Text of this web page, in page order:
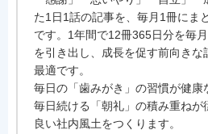
た1日1話の記事を、毎月1冊にま
です。1年間で12冊365日分を毎
を引き出し、成長を促す前向きな
最適です。
毎日の「歯みがき」の習慣が健康
毎日続ける「朝礼」の積み重ねが
良い社内風土をつくります。